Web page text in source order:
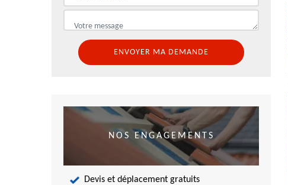
NOS ENGAGEMENTS
Devis et déplacement gratuits